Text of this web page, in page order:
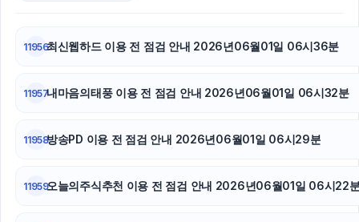
11956최신웹하드 이용 전 점검 안내 2026년06월01일 06시36분
11957내마음의태풍 이용 전 점검 안내 2026년06월01일 06시32분
11958방송PD 이용 전 점검 안내 2026년06월01일 06시29분
11959오늘의주식추천 이용 전 점검 안내 2026년06월01일 06시22